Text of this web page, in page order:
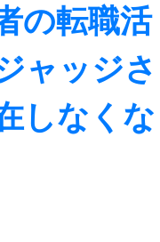
の転職活
ャッジさ
しなくな